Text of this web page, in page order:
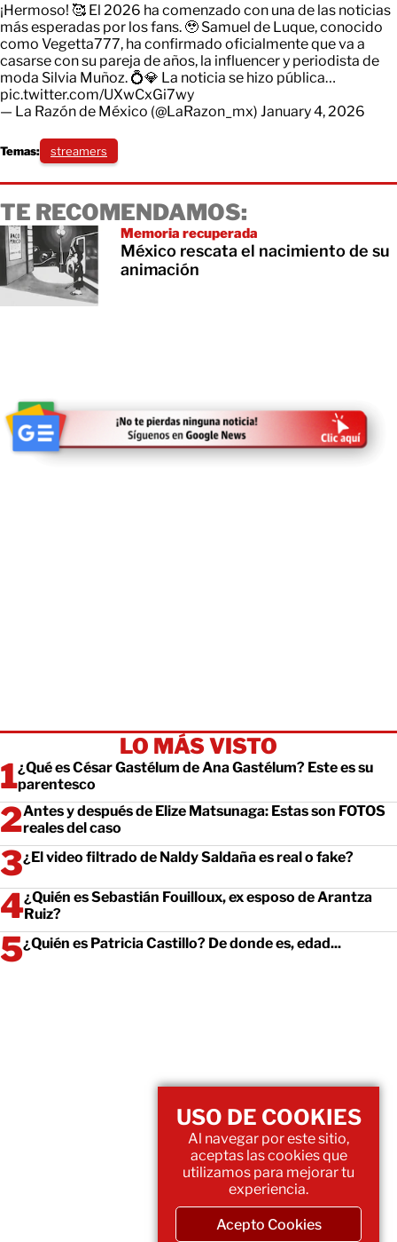
¡Hermoso! 🥰 El 2026 ha comenzado con una de las noticias
más esperadas por los fans. 🥹 Samuel de Luque, conocido
como Vegetta777, ha confirmado oficialmente que va a
casarse con su pareja de años, la influencer y periodista de
moda Silvia Muñoz. 💍💎 La noticia se hizo pública…
pic.twitter.com/UXwCxGi7wy
— La Razón de México (@LaRazon_mx) January 4, 2026
Temas: streamers
TE RECOMENDAMOS:
Memoria recuperada
México rescata el nacimiento de su
animación
LO MÁS VISTO
¿Qué es César Gastélum de Ana Gastélum? Este es su
parentesco
Antes y después de Elize Matsunaga: Estas son FOTOS
reales del caso
¿El video filtrado de Naldy Saldaña es real o fake?
¿Quién es Sebastián Fouilloux, ex esposo de Arantza
Ruiz?
¿Quién es Patricia Castillo? De donde es, edad...
USO DE COOKIES
Al navegar por este sitio,
aceptas las cookies que
utilizamos para mejorar tu
experiencia.
Acepto Cookies